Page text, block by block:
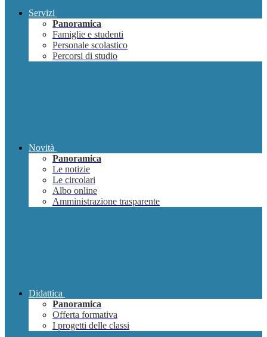
Servizi
Panoramica
Famiglie e studenti
Personale scolastico
Percorsi di studio
Novità
Panoramica
Le notizie
Le circolari
Albo online
Amministrazione trasparente
Didattica
Panoramica
Offerta formativa
I progetti delle classi